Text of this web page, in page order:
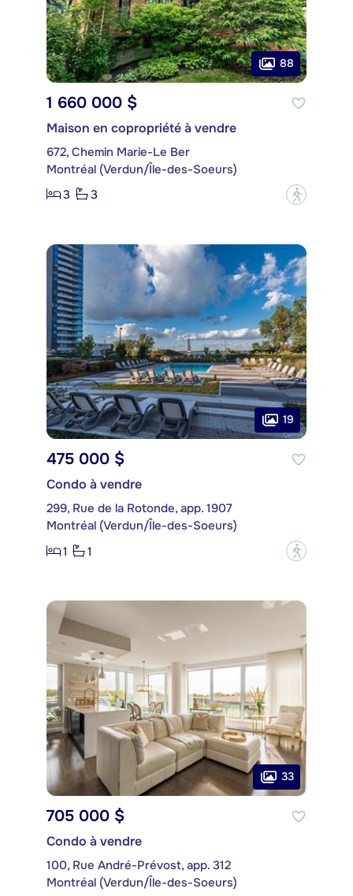
88
1 660 000 $
Maison en copropriété à vendre
672, Chemin Marie-Le Ber
Montréal (Verdun/Île-des-Soeurs)
3
3 ?
19
475 000 $
Condo à vendre
299, Rue de la Rotonde, app. 1907
Montréal (Verdun/Île-des-Soeurs)
1
1 ?
33
705 000 $
Condo à vendre
100, Rue André-Prévost, app. 312
Montréal (Verdun/Île-des-Soeurs)